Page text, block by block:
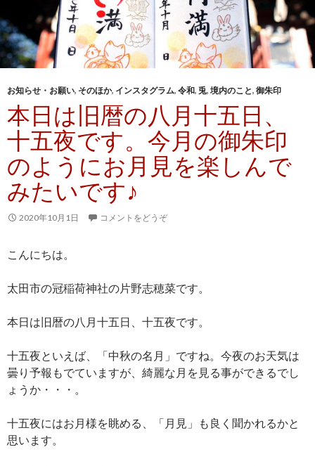
お知らせ・お願い, そのほか, インスタグラム, 令和, 兎, 境内のこと, 御朱印
本日は旧暦の八月十五日、
十五夜です。今月の御朱印
のようにお月見を楽しんで
みたいです♪
2020年10月1日 コメントをどうぞ
こんにちは。
太田市の冠稲荷神社の片野志穂菜です。
本日は旧暦の八月十五日、十五夜です。
十五夜といえば、「中秋の名月」ですね。今夜のお天気は
曇り予報もでていますが、綺麗な月を見る事ができるでし
ょうか・・・。
十五夜にはお月様を眺める、「月見」も良く聞かれるかと
思います。